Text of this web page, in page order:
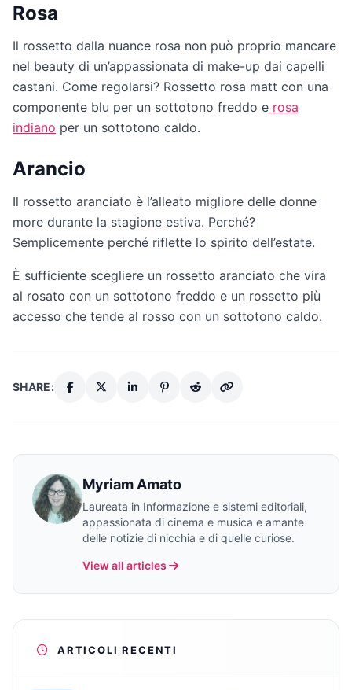
Rosa
Il rossetto dalla nuance rosa non può proprio mancare
nel beauty di un’appassionata di make-up dai capelli
castani. Come regolarsi? Rossetto rosa matt con una
componente blu per un sottotono freddo e rosa
indiano per un sottotono caldo.
Arancio
Il rossetto aranciato è l’alleato migliore delle donne
more durante la stagione estiva. Perché?
Semplicemente perché riflette lo spirito dell’estate.
È sufficiente scegliere un rossetto aranciato che vira
al rosato con un sottotono freddo e un rossetto più
accesso che tende al rosso con un sottotono caldo.
SHARE:
Myriam Amato
Laureata in Informazione e sistemi editoriali,
appassionata di cinema e musica e amante
delle notizie di nicchia e di quelle curiose.
View all articles
ARTICOLI RECENTI